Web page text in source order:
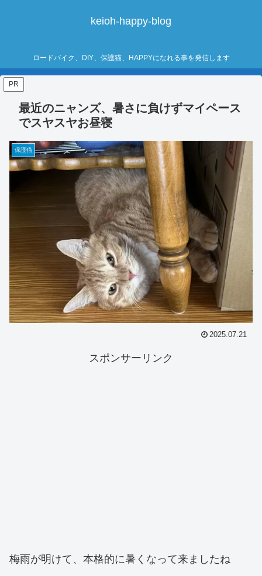
keioh-happy-blog
ロードバイク、DIY、保護猫、HAPPYになれる事を発信します
PR
最近のニャンズ、暑さに負けずマイペース
でスヤスヤお昼寝
保護猫
2025.07.21
スポンサーリンク
梅雨が明けて、本格的に暑くなって来ましたね